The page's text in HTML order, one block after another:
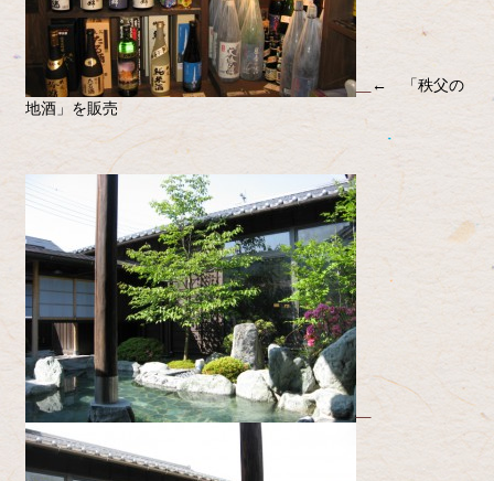
← 「秩父の
地酒」を販売